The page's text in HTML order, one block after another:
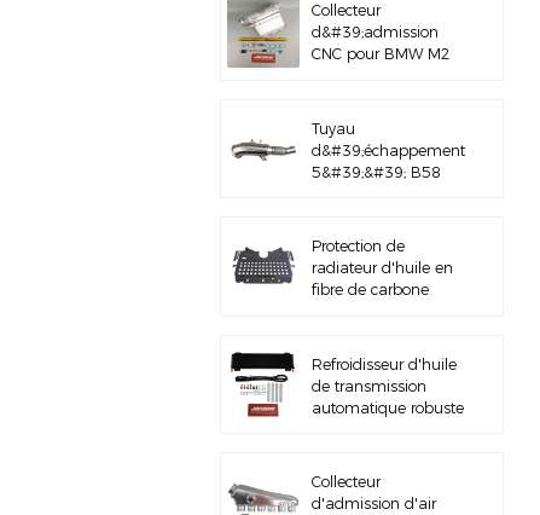
Collecteur
d&#39;admission
CNC pour BMW M2
Tuyau
d&#39;échappement
5&#39;&#39; B58
brossé 304
Protection de
radiateur d'huile en
fibre de carbone
Refroidisseur d'huile
de transmission
automatique robuste
Collecteur
d'admission d'air